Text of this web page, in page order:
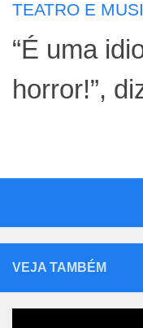
TEATRO E
“É uma
horror!”,
VEJA TAMBÉM